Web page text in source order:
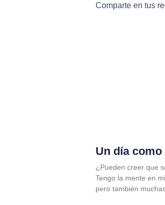
Comparte en tus
Un día como
¿Pueden creer que
Tengo la mente en
pero también